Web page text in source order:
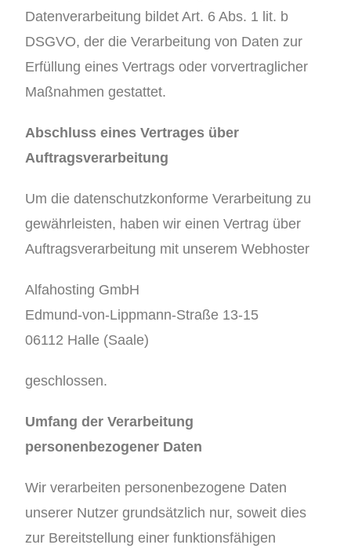
Datenverarbeitung bildet Art. 6 Abs. 1 lit. b
DSGVO, der die Verarbeitung von Daten zur
Erfüllung eines Vertrags oder vorvertraglicher
Maßnahmen gestattet.
Abschluss eines Vertrages über
Auftragsverarbeitung
Um die datenschutzkonforme Verarbeitung zu
gewährleisten, haben wir einen Vertrag über
Auftragsverarbeitung mit unserem Webhoster
Alfahosting GmbH
Edmund-von-Lippmann-Straße 13-15
06112 Halle (Saale)
geschlossen.
Umfang der Verarbeitung
personenbezogener Daten
Wir verarbeiten personenbezogene Daten
unserer Nutzer grundsätzlich nur, soweit dies
zur Bereitstellung einer funktionsfähigen